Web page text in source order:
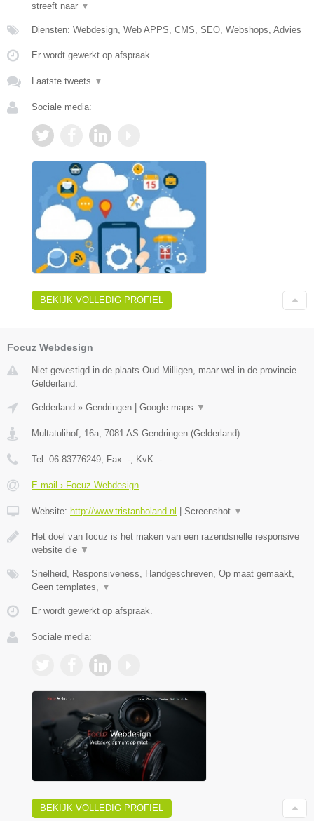
streeft naar ▼
Diensten: Webdesign, Web APPS, CMS, SEO, Webshops, Advies
Er wordt gewerkt op afspraak.
Laatste tweets ▼
Sociale media:
BEKIJK VOLLEDIG PROFIEL
Focuz Webdesign
Niet gevestigd in de plaats Oud Milligen, maar wel in de provincie
Gelderland.
Gelderland » Gendringen | Google maps ▼
Multatulihof, 16a 7081 AS Gendringen (Gelderland)
Tel: 06 83776249 , Fax: - , KvK: -
E-mail › Focuz Webdesign
Website: http://www.tristanboland.nl | Screenshot ▼
Het doel van focuz is het maken van een razendsnelle responsive
website die ▼
Snelheid, Responsiveness, Handgeschreven, Op maat gemaakt,
Geen templates,
▼
Er wordt gewerkt op afspraak.
Sociale media:
BEKIJK VOLLEDIG PROFIEL